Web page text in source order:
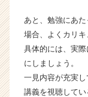
あと、勉強にあ
場合、よくカリキ
具体的には、実
にしましょう。
一見内容が充実
講義を視聴して